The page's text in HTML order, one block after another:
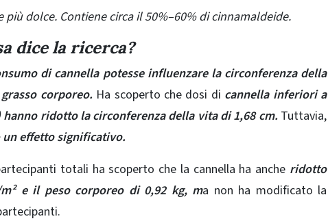
più dolce. Contiene circa il 50%–60% di cinnamaldeide.
dice la ricerca?
di cannella potesse influenzarela circonferenza della
corporeo.Ha scoperto che dosi di cannella inferiori a
ridotto la circonferenza della vita di 1,68 cm.Tuttavia,
effetto significativo.
totali ha scoperto che la cannella ha anche ridotto
e il peso corporeo di 0,92 kg, ma non ha modificato la